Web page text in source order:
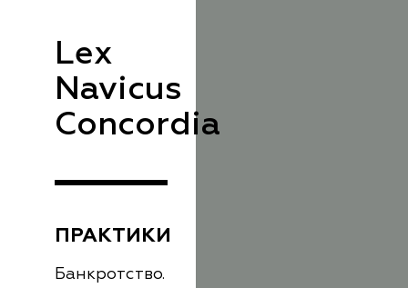
Lex
Navicus
Concordia
ПРАКТИКИ
Банкротство.